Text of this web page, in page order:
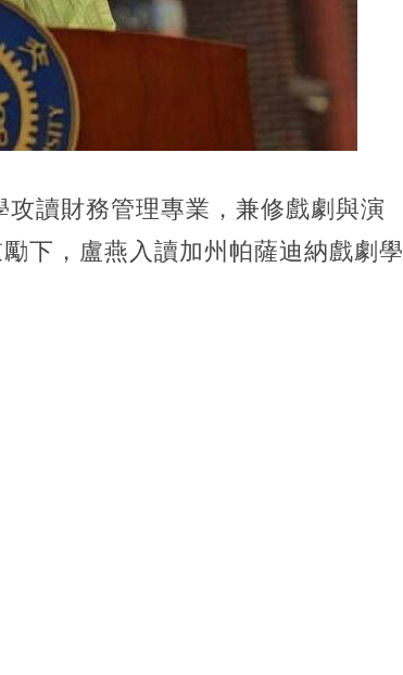
讀財務管理專業，兼修戲劇與演
下，盧燕入讀加州帕薩迪納戲劇學